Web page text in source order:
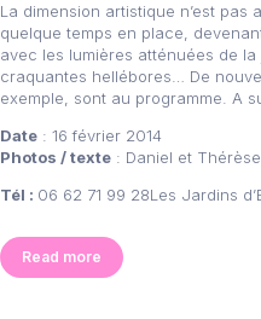
La dimension artistique n’est
quelque temps en place,
avec les lumières atténuées de
craquantes hellébores… De
exemple, sont au programme. A
Date : 16 février 2014
Photos / texte : Daniel et
Tél : 06 62 71 99 28Les Jardins
Read more